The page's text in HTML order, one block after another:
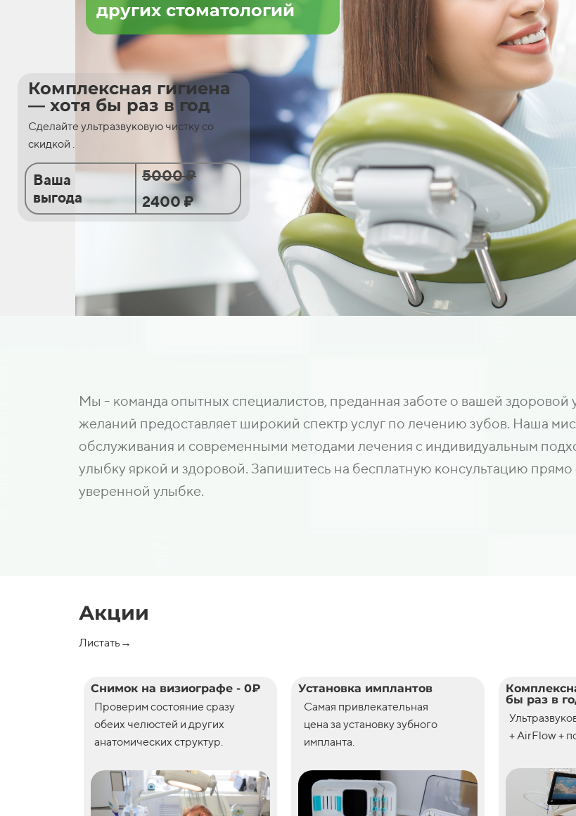
Комплексная гигиена
— хотя бы раз в год
Сделайте ультразвуковую чистку со
скидкой .
Ваша
выгода
5000 ₽
2400 ₽
других стоматологий
Мы - команда опытных специалистов, преданная заботе о вашей здоровой
желаний предоставляет широкий спектр услуг по лечению зубов. Наша
обслуживания и современными методами лечения с индивидуальным
улыбку яркой и здоровой. Запишитесь на бесплатную консультацию прямо
уверенной улыбке.
Акции
Листать→
Снимок на визиографе - 0₽
Проверим состояние сразу
обеих челюстей и других
анатомических структур.
Установка имплантов
Самая привлекательная
цена за установкузубного
импланта.
бы раз в
+ AirFlow +